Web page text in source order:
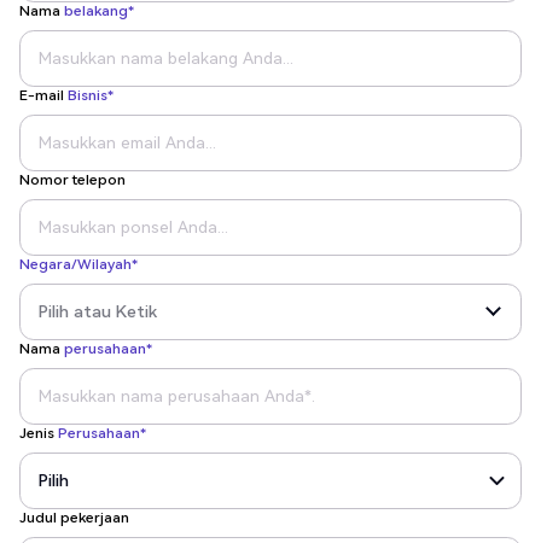
Nama belakang*
E-mail Bisnis*
Nomor telepon
Negara/Wilayah*
Nama perusahaan*
Jenis Perusahaan*
Judul pekerjaan